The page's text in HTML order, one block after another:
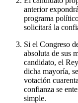
anterior
programa
solicitará la
Si el Congreso
absoluta de sus
candidato, el
dicha mayoría,
votación
confianza se
simple.